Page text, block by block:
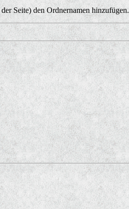
Seite) den Ordnernamen hinzufügen.